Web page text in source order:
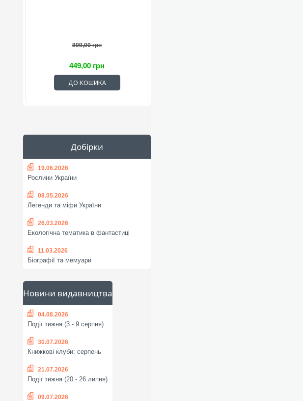
899,00 грн
449,00 грн
ДО КОШИКА
Добірки
19.06.2026
Рослини України
08.05.2026
Легенди та міфи України
26.03.2026
Екологічна тематика в фантастиці
11.03.2026
Біографії та мемуари
Новини видавництва
04.08.2026
Події тижня (3 - 9 серпня)
30.07.2026
Книжкові клуби: серпень
21.07.2026
Події тижня (20 - 26 липня)
09.07.2026